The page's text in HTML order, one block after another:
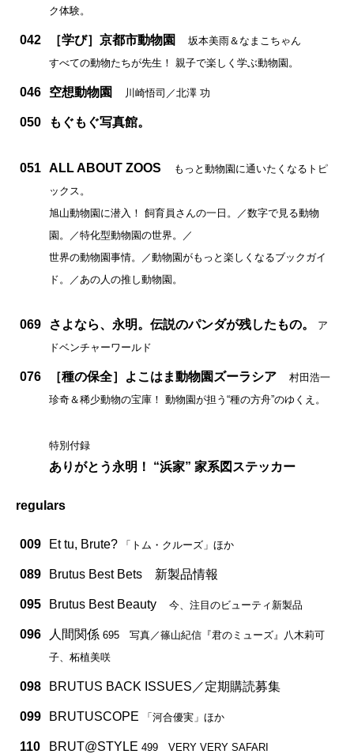
ク体験。
042 ［学び］京都市動物園
坂本美雨＆なまこちゃん
すべての動物たちが先生！ 親子で楽しく学ぶ動物園。
046 空想動物園 川崎悟司／北澤 功
050 もぐもぐ写真館。
051 ALL ABOUT ZOOS
もっと動物園に通いたくなるトピ
ックス。
旭山動物園に潜入！ 飼育員さんの一日。／数字で見る動物
園。／特化型動物園の世界。／
世界の動物園事情。／動物園がもっと楽しくなるブックガイ
ド。／あの人の推し動物園。
069 さよなら、永明。伝説のパンダが残したもの。
ア
ドベンチャーワールド
076 ［種の保全］よこはま動物園ズーラシア
村田浩一
珍奇＆稀少動物の宝庫！ 動物園が担う“種の方舟”のゆくえ。
特別付録
ありがとう永明！ “浜家” 家系図ステッカー
regulars
009 Et tu, Brute? 「トム・クルーズ」ほか
089 Brutus Best Bets 新製品情報
095 Brutus Best Beauty 今、注目のビューティ新製品
096 人間関係 695 写真／篠山紀信『君のミューズ』八木莉可
子、柘植美咲
098 BRUTUS BACK ISSUES／定期購読募集
099 BRUTUSCOPE 「河合優実」ほか
110 BRUT@STYLE 499 VERY VERY SAFARI